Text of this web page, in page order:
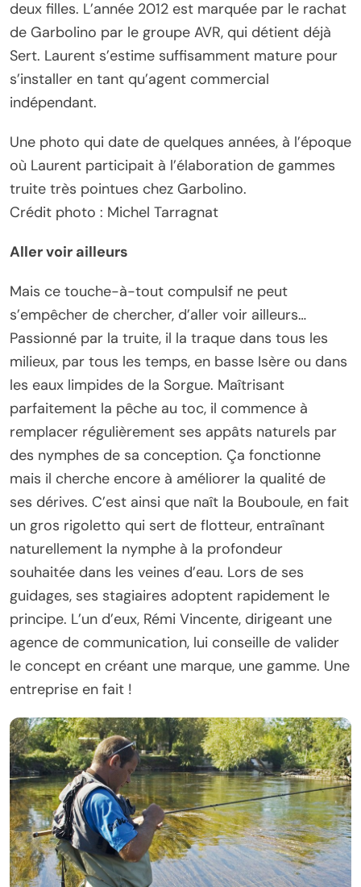
deux filles. L’année 2012 est marquée par le rachat
de Garbolino par le groupe AVR, qui détient déjà
Sert. Laurent s’estime suffisamment mature pour
s’installer en tant qu’agent commercial
indépendant.
Une photo qui date de quelques années, à l’époque
où Laurent participait à l’élaboration de gammes
truite très pointues chez Garbolino.
Crédit photo : Michel Tarragnat
Aller voir ailleurs
Mais ce touche-à-tout compulsif ne peut
s’empêcher de chercher, d’aller voir ailleurs…
Passionné par la truite, il la traque dans tous les
milieux, par tous les temps, en basse Isère ou dans
les eaux limpides de la Sorgue. Maîtrisant
parfaitement la pêche au toc, il commence à
remplacer régulièrement ses appâts naturels par
des nymphes de sa conception. Ça fonctionne
mais il cherche encore à améliorer la qualité de
ses dérives. C’est ainsi que naît la Bouboule, en fait
un gros rigoletto qui sert de flotteur, entraînant
naturellement la nymphe à la profondeur
souhaitée dans les veines d’eau. Lors de ses
guidages, ses stagiaires adoptent rapidement le
principe. L’un d’eux, Rémi Vincente, dirigeant une
agence de communication, lui conseille de valider
le concept en créant une marque, une gamme. Une
entreprise en fait !